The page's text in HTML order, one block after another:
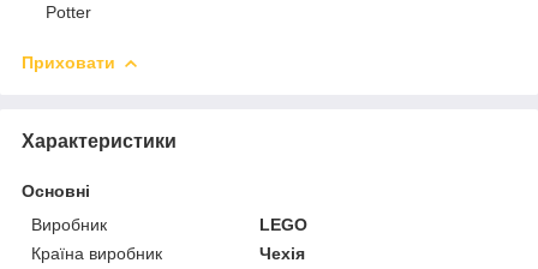
Potter
Приховати
Характеристики
Основні
Виробник
LEGO
Країна виробник
Чехія